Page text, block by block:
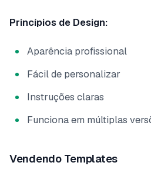
Princípios de Design:
Aparência profissional
Fácil de personalizar
Instruções claras
Funciona em múltiplas
Vendendo Templates